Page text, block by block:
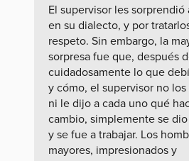
El supervisor les sorprendió
en su dialecto, y por
respeto. Sin embargo, la
sorpresa fue que, después
cuidadosamente lo que
y cómo, el supervisor no
ni le dijo a cada uno qué
cambio, simplemente se
y se fue a trabajar. Los
mayores, impresionados y